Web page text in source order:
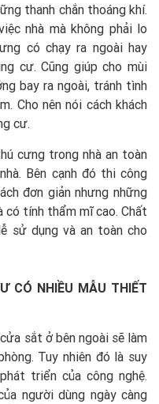
thanh chắn thoáng khí.
nhà mà không phải lo
có chạy ra ngoài hay
cư. Cũng giúp cho mùi
bay ra ngoài, tránh tình
Cho nên nói cách khách
cư.
cưng trong nhà an toàn
Bên cạnh đó thi công
đơn giản nhưng những
có tính thẩm mĩ cao. Chất
sử dụng và an toàn cho
CÓ NHIỀU MẪU THIẾT
sắt ở bên ngoài sẽ làm
Tuy nhiên đó là suy
triển của công nghệ.
người dùng ngày càng